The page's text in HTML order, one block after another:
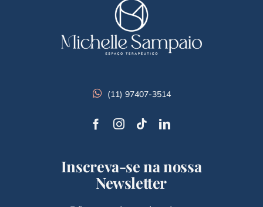
(11) 97407-3514
Inscreva-se na nossa
Newsletter